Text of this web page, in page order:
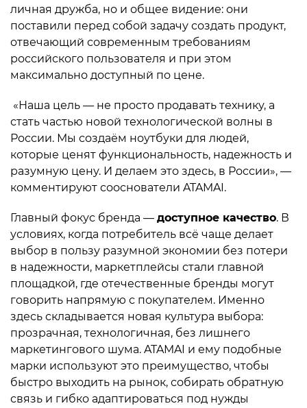
личная дружба, но и общее видение: они
поставили перед собой задачу создать продукт,
отвечающий современным требованиям
российского пользователя и при этом
максимально доступный по цене.
«Наша цель — не просто продавать технику, а
стать частью новой технологической волны в
России. Мы создаём ноутбуки для людей,
которые ценят функциональность, надежность и
разумную цену. И делаем это здесь, в России», —
комментируют сооснователи ATAMAI.
Главный фокус бренда — доступное качество. В
условиях, когда потребитель всё чаще делает
выбор в пользу разумной экономии без потери
в надежности, маркетплейсы стали главной
площадкой, где отечественные бренды могут
говорить напрямую с покупателем. Именно
здесь складывается новая культура выбора:
прозрачная, технологичная, без лишнего
маркетингового шума. ATAMAI и ему подобные
марки используют это преимущество, чтобы
быстро выходить на рынок, собирать обратную
связь и гибко адаптироваться под нужды